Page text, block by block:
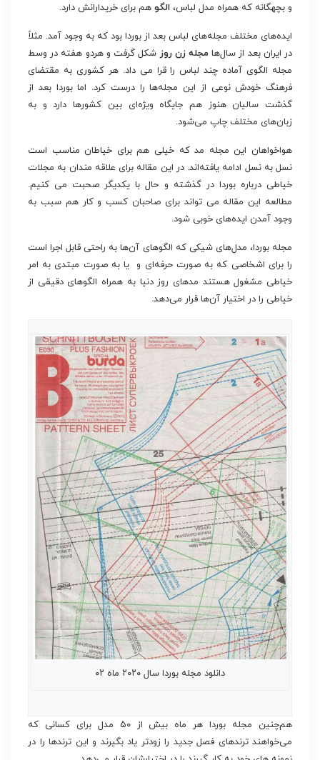
و بچهگانه که همراه مدل لباس، الگو هم برای خریدارانش دارد.
ایده‌های مختلف مجله‌های لباس بعد از بوردا بود که به وجود آمد. مثلاً
در ایران بعد از سال‌ها مجله زن روز شکل گرفت و هردو هفته در وسط
مجله الگوی آماده چند لباس را قرا می داد. هر کشوری به مقتضای
فرهنگ خودش نوعی از این مجله‌ها را درست کرد. اما بوردا بعد از
گذشت سالیان هنوز هم جایگاه ویژه‌ای بین کشورها دارد و به
زبان‌های مختلف چاپ می‌شود.
هواخواهان این مجله مد که خیلی هم برای خیاطان مناسب است
نسل به نسل ادامه یافته‌اند. در این مقاله برای علاقه مندان به مجلات
خیاطی درباره بوردا در گذشته و حال با یکدیگر صحبت می کنیم.
مطالعه این مقاله می تواند برای صاحبان کسب و کار هم سبب به
وجود آمدن ایده‌های خوبی شود.
مجله بوردا، مدل‌های شیکی که الگوهای آن‌ها به راحتی قابل اجرا است
را برای اشخاصی که به‌ صورت حرفه‌ای و یا به صورت مبتدی به امر
خیاطی مشغول هستند مدهای روز دنیا به همراه الگوهای دقیقی از
خیاطی را در اختیار آن‌ها قرار می‌دهد.
دانلود مجله بوردا سال ۲۰۲۰ ماه ۰۲
هم‌چنین مجله بوردا هر ماه بیش از ۵۰ مدل برای کسانی که
می‌خواهند ترندهای فصل جدید را زودتر یاد بگیرند و این ترندها را در